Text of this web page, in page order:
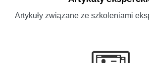
Artykuły związane ze szkoleniami